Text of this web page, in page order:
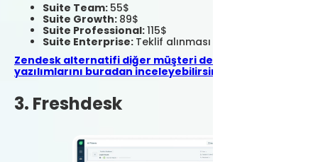
Suite Team: 55$
Suite Growth: 89$
Suite Professional:115$
Suite Enterprise: Teklif alınması gerekiyor.
Zendesk alternatifi diğer müşteri destek
yazılımlarını buradan inceleyebilirsiniz.
3. Freshdesk